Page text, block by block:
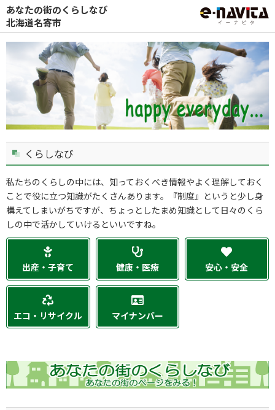
あなたの街のくらしなび
北海道名寄市
くらしなび
私たちのくらしの中には、知っておくべき情報やよく理解しておく
ことで役に立つ知識がたくさんあります。『制度』というと少し身
構えてしまいがちですが、ちょっとしたまめ知識として日々のくら
しの中で活かしていけるといいですね。
出産・子育て 健康・医療 安心・安全
エコ・リサイクル マイナンバー